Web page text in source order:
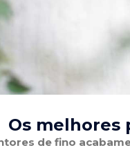
Os melhores
de fino